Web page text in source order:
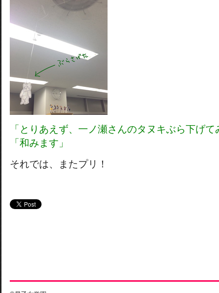
「とりあえず、一ノ瀬さんのタヌキぶら下げて
「和みます」
それでは、またプリ！